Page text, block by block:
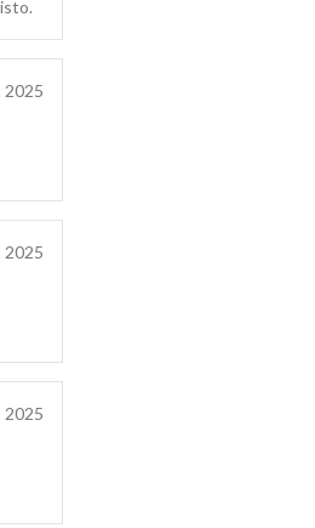
2025
2025
2025